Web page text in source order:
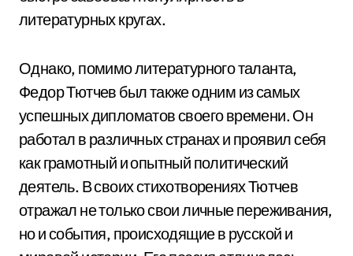
литературных кругах.
Однако, помимо литературного таланта,
Федор Тютчев был также одним из самых
успешных дипломатов своего времени. Он
работал в различных странах и проявил себя
как грамотный и опытный политический
деятель. В своих стихотворениях Тютчев
отражал не только свои личные переживания,
но и события, происходящие в русской и